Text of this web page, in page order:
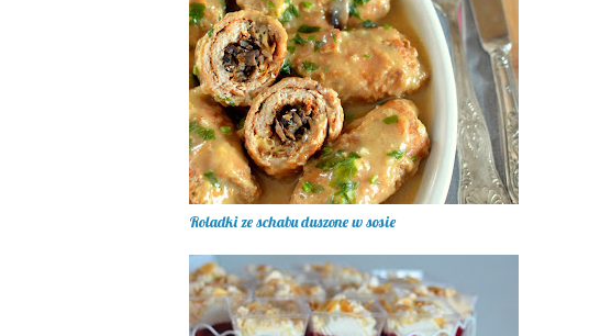
Roladki ze schabu duszone w sosie